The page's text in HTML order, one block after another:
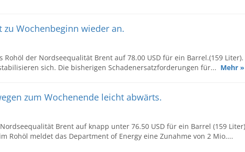
Wochenbeginn wieder an.
Rohöl der Nordseequalität Brent auf 78.00 USD für ein Barrel.(159 Liter).
sich. Die bisherigen Schadenersatzforderungen für... Mehr »
zum Wochenende leicht abwärts.
Brent auf knapp unter 76.50 USD für ein Barrel (159
Rohöl meldet das Department of Energy eine Zunahme von 2 Mio....